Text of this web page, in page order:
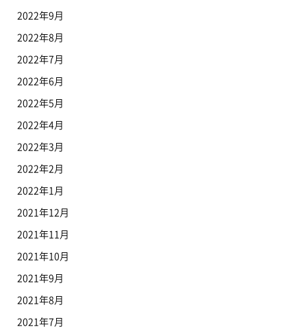
2022年9月
2022年8月
2022年7月
2022年6月
2022年5月
2022年4月
2022年3月
2022年2月
2022年1月
2021年12月
2021年11月
2021年10月
2021年9月
2021年8月
2021年7月